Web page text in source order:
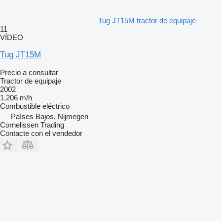
Tug JT15M tractor de equipaje
11
VÍDEO
Tug JT15M
Precio a consultar
Tractor de equipaje
2002
1.206 m/h
Combustible eléctrico
Países Bajos, Nijmegen
Cornelissen Trading
Contacte con el vendedor